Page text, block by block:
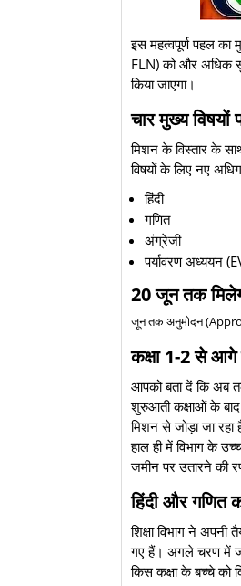
​इस महत्वपूर्ण पहल
FLN) को और अधिक
किया जाएगा।
​चार मुख्य विषयों
​मिशन के विस्तार के
विषयों के लिए नए
​हिंदी
​गणित
​अंग्रेजी
​पर्यावरण अध्ययन
20 जून तक
जून तक अनुमोदन
कक्षा 1-2 से आगे
​आपको बता दें कि अब
शुरुआती कक्षाओं के
मिशन से जोड़ा जा रहा
​हाल ही में विभाग के
जमीन पर उतारने की
​हिंदी और गणित
​शिक्षा विभाग ने
गए हैं। अगले चरण में
किस कक्षा के बच्चे को